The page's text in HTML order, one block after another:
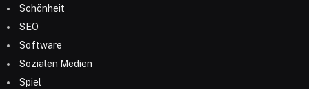
Schönheit
SEO
Software
Sozialen Medien
Spiel